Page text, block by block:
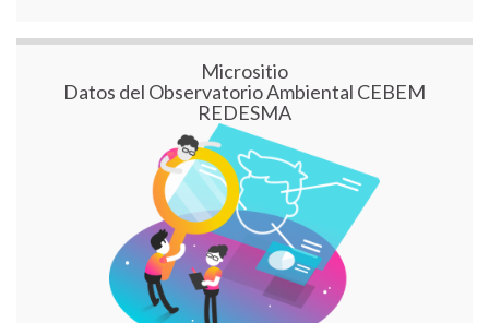
Micrositio
Datos del Observatorio Ambiental CEBEM
REDESMA